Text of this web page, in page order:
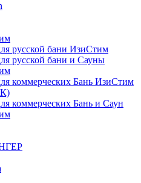
русской бани ИзиСтим
русской бани и Сауны
коммерческих Бань ИзиСтим
К)
коммерческих Бань и Саун